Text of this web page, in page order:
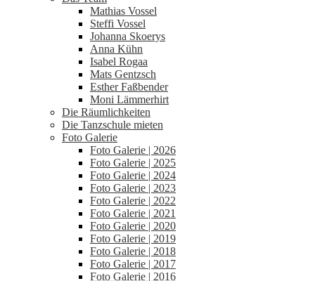
Mathias Vossel
Steffi Vossel
Johanna Skoerys
Anna Kühn
Isabel Rogaa
Mats Gentzsch
Esther Faßbender
Moni Lämmerhirt
Die Räumlichkeiten
Die Tanzschule mieten
Foto Galerie
Foto Galerie | 2026
Foto Galerie | 2025
Foto Galerie | 2024
Foto Galerie | 2023
Foto Galerie | 2022
Foto Galerie | 2021
Foto Galerie | 2020
Foto Galerie | 2019
Foto Galerie | 2018
Foto Galerie | 2017
Foto Galerie | 2016